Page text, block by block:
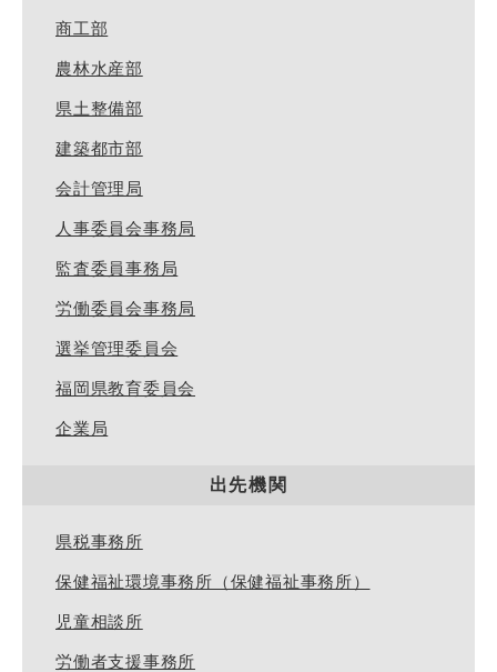
商工部
農林水産部
県土整備部
建築都市部
会計管理局
人事委員会事務局
監査委員事務局
労働委員会事務局
選挙管理委員会
福岡県教育委員会
企業局
出先機関
県税事務所
保健福祉環境事務所（保健福祉事務所）
児童相談所
労働者支援事務所